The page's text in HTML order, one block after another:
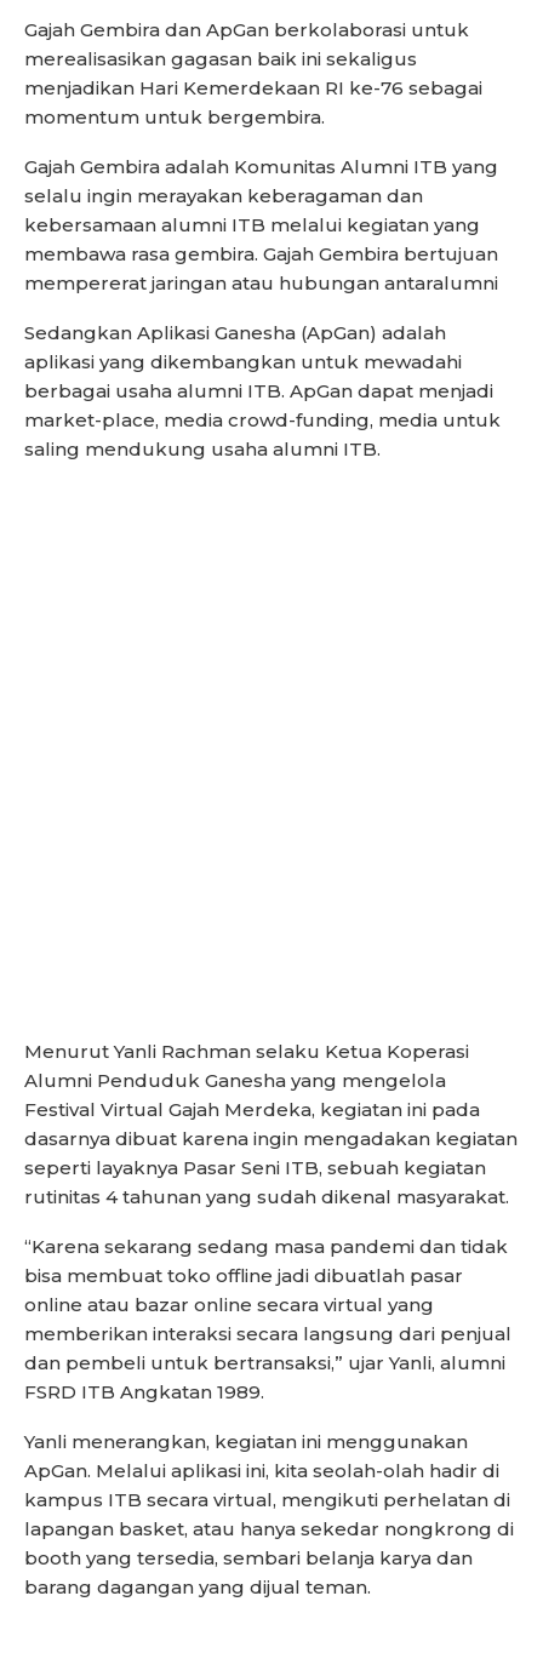
Gajah Gembira dan ApGan berkolaborasi untuk
merealisasikan gagasan baik ini sekaligus
menjadikan Hari Kemerdekaan RI ke-76 sebagai
momentum untuk bergembira.
Gajah Gembira adalah Komunitas Alumni ITB yang
selalu ingin merayakan keberagaman dan
kebersamaan alumni ITB melalui kegiatan yang
membawa rasa gembira. Gajah Gembira bertujuan
mempererat jaringan atau hubungan antaralumni
Sedangkan Aplikasi Ganesha (ApGan) adalah
aplikasi yang dikembangkan untuk mewadahi
berbagai usaha alumni ITB. ApGan dapat menjadi
market-place, media crowd-funding, media untuk
saling mendukung usaha alumni ITB.
Menurut Yanli Rachman selaku Ketua Koperasi
Alumni Penduduk Ganesha yang mengelola
Festival Virtual Gajah Merdeka, kegiatan ini pada
dasarnya dibuat karena ingin mengadakan kegiatan
seperti layaknya Pasar Seni ITB, sebuah kegiatan
rutinitas 4 tahunan yang sudah dikenal masyarakat.
“Karena sekarang sedang masa pandemi dan tidak
bisa membuat toko offline jadi dibuatlah pasar
online atau bazar online secara virtual yang
memberikan interaksi secara langsung dari penjual
dan pembeli untuk bertransaksi,” ujar Yanli, alumni
FSRD ITB Angkatan 1989.
Yanli menerangkan, kegiatan ini menggunakan
ApGan. Melalui aplikasi ini, kita seolah-olah hadir di
kampus ITB secara virtual, mengikuti perhelatan di
lapangan basket, atau hanya sekedar nongkrong di
booth yang tersedia, sembari belanja karya dan
barang dagangan yang dijual teman.